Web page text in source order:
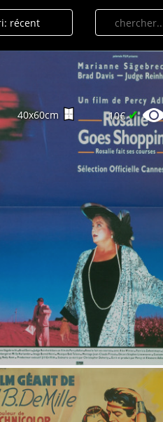
40x60cm 10€✔